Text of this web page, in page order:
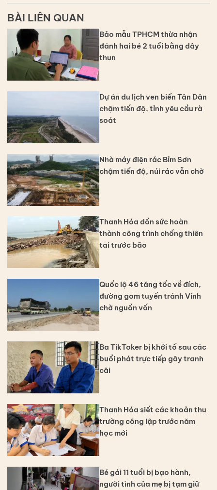
BÀI LIÊN QUAN
Bảo mẫu TPHCM thừa nhận
đánh hai bé 2 tuổi bằng dây
thun
Dự án du lịch ven biển Tân Dân
chậm tiến độ, tỉnh yêu cầu rà
soát
Nhà máy điện rác Bỉm Sơn
chậm tiến độ, núi rác vẫn chờ
Thanh Hóa dồn sức hoàn
thành công trình chống thiên
tai trước bão
Quốc lộ 46 tăng tốc về đích,
đường gom tuyến tránh Vinh
chờ nguồn vốn
Ba TikToker bị khởi tố sau các
buổi phát trực tiếp gây tranh
cãi
Thanh Hóa siết các khoản thu
trường công lập trước năm
học mới
Bé gái 11 tuổi bị bạo hành,
người tình của mẹ bị tạm giữ